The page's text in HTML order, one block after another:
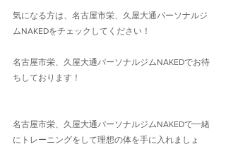
気になる方は、名古屋市栄、久屋大通パーソナルジ
ムNAKEDをチェックしてください！
名古屋市栄、久屋大通パーソナルジムNAKEDでお待
ちしております！
名古屋市栄、久屋大通パーソナルジムNAKEDで一緒
にトレーニングをして理想の体を手に入れましょ